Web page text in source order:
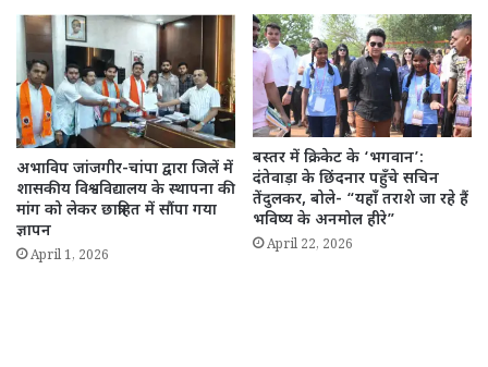
अभाविप जांजगीर-चांपा द्वारा जिलें में
शासकीय विश्वविद्यालय के स्थापना की
मांग को लेकर छात्रहित में सौंपा गया
ज्ञापन
April 1, 2026
बस्तर में क्रिकेट के ‘भगवान’:
दंतेवाड़ा के छिंदनार पहुँचे सचिन
तेंदुलकर, बोले- “यहाँ तराशे जा रहे हैं
भविष्य के अनमोल हीरे”
April 22, 2026